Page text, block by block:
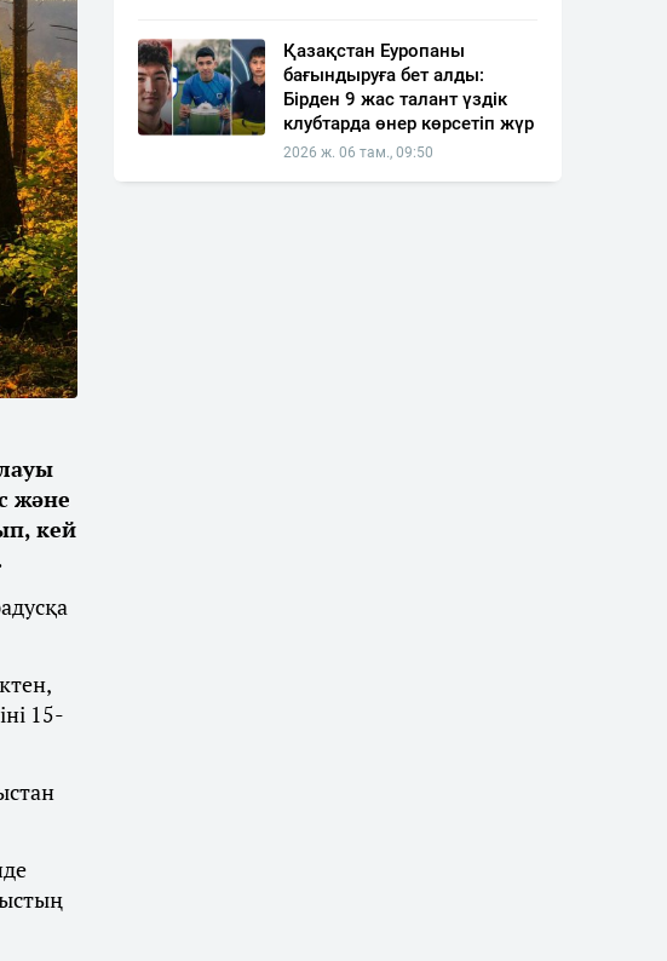
және
кей
15-
Қазақстан Еуропаны
бағындыруға бет алды:
Бірден 9 жас талант үздік
клубтарда өнер көрсетіп жүр
2026 ж. 06 там., 09:50